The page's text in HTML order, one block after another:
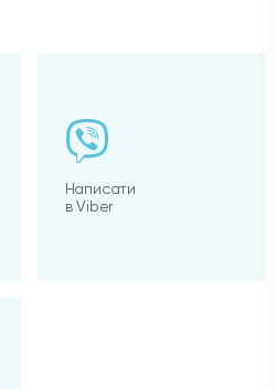
Написати
в Viber